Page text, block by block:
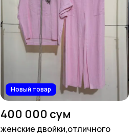
Новый товар
400 000 сум
женские двойки,отличного